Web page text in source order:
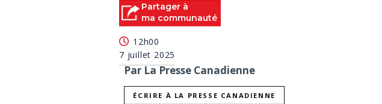
Partager à
ma communauté
12h00
7 juillet 2025
Par La Presse Canadienne
ÉCRIRE À LA PRESSE CANADIENNE